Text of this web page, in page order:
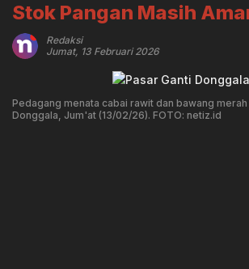
Stok Pangan Masih
Redaksi
Jumat, 13 Februari 2026
Pedagang menata cabai rawit dan bawang
Donggala, Jum'at (13/02/26). FOTO: netiz.id